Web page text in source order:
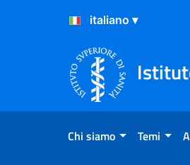
Salta al Contenuto
Salta al Footer
Chi siamo Temi